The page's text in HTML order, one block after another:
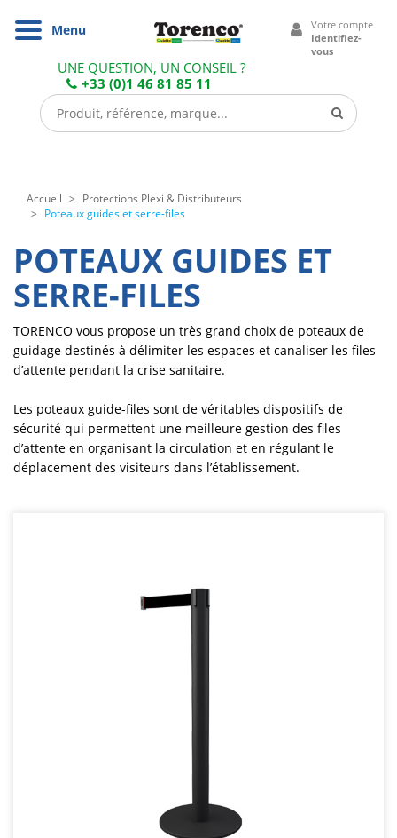
UNE QUESTION, UN CONSEIL ?
+33 (0)1 46 81 85 11
Votre compte
Identifiez-
vous
Navigation
Menu
Accueil
Protections Plexi & Distributeurs
Poteaux guides et serre-files
POTEAUX GUIDES ET
SERRE-FILES
TORENCO vous propose un très grand choix de poteaux de
guidage destinés à délimiter les espaces et canaliser les files
d’attente pendant la crise sanitaire.
Les poteaux guide-files sont de véritables dispositifs de
sécurité qui permettent une meilleure gestion des files
d’attente en organisant la circulation et en régulant le
déplacement des visiteurs dans l’établissement.